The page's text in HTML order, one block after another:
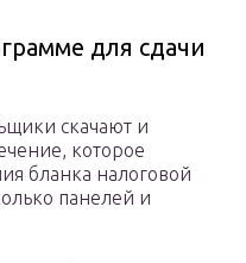
для сдачи
скачают и
которое
бланка налоговой
панелей и